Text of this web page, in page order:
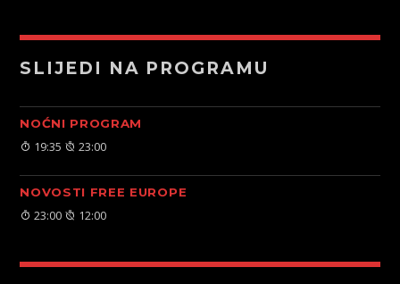
SLIJEDI NA PROGRAMU
NOĆNI PROGRAM
19:35 23:00
NOVOSTI FREE EUROPE
23:00 12:00